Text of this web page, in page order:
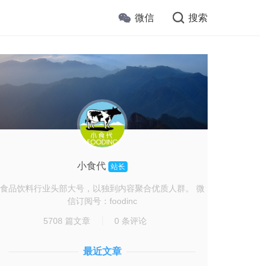
微信 搜索
小食代 站长
食品饮料行业头部大号，以独到内容聚合优质人群。 微
信订阅号：foodinc
5708 篇文章 0 条评论
最近文章